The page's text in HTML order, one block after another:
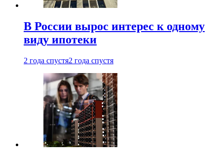
В России вырос интерес к одному
виду ипотеки
2 года спустя2 года спустя